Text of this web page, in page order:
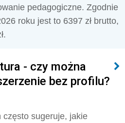
pedagogiczne. Zgodnie
roku jest to 6397 zł brutto,
- czy można
bez profilu?
sugeruje, jakie